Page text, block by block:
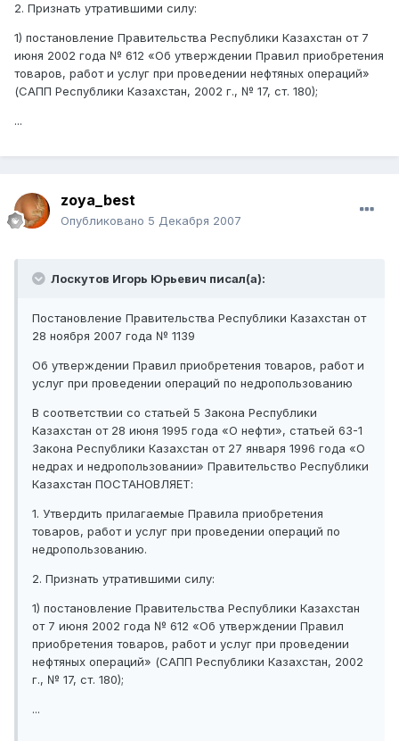
2. Признать утратившими силу:
1) постановление Правительства Республики Казахстан от 7
июня 2002 года № 612 «Об утверждении Правил приобретения
товаров, работ и услуг при проведении нефтяных операций»
(САПП Республики Казахстан, 2002 г., № 17, ст. 180);
...
zoya_best
Опубликовано 5 Декабря 2007
Лоскутов Игорь Юрьевич писал(а):
Постановление Правительства Республики Казахстан от
28 ноября 2007 года № 1139
Об утверждении Правил приобретения товаров, работ и
услуг при проведении операций по недропользованию
В соответствии со статьей 5 Закона Республики
Казахстан от 28 июня 1995 года «О нефти», статьей 63-1
Закона Республики Казахстан от 27 января 1996 года «О
недрах и недропользовании» Правительство Республики
Казахстан ПОСТАНОВЛЯЕТ:
1. Утвердить прилагаемые Правила приобретения
товаров, работ и услуг при проведении операций по
недропользованию.
2. Признать утратившими силу:
1) постановление Правительства Республики Казахстан
от 7 июня 2002 года № 612 «Об утверждении Правил
приобретения товаров, работ и услуг при проведении
нефтяных операций» (САПП Республики Казахстан, 2002
г., № 17, ст. 180);
...